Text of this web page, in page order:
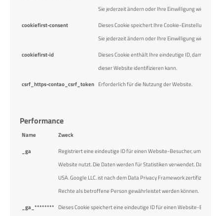
Sie jederzeit ändern oder Ihre Einwilligung
cookiefirst-consent
Dieses Cookie speichert Ihre Cookie-Einstellungen
Sie jederzeit ändern oder Ihre Einwilligung
cookiefirst-id
Dieses Cookie enthält Ihre eindeutige ID, damit
dieser Website identifizieren kann.
csrf_https-contao_csrf_token Erforderlich für die Nutzung der Website.
Performance
Name Zweck
_ga
Registriert eine eindeutige ID für einen Website-Besucher, um zu
Website nutzt. Die Daten werden für Statistiken verwendet.
USA. Google LLC. ist nach dem Data Privacy Framework zertifiziert,
Rechte als betroffene Person gewährleistet werden können.
_ga_********
Dieses Cookie speichert eine eindeutige ID für einen Website-